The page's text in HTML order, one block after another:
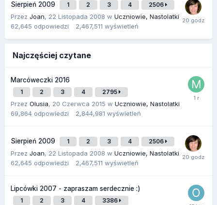
Sierpień 2009 1 2 3 4 2506
Przez Joan, 22 Listopada 2008 w Uczniowie, Nastolatki
62,645 odpowiedzi 2,467,511 wyświetleń
Najczęściej czytane
Marcóweczki 2016
1 2 3 4 2795
Przez Olusia, 20 Czerwca 2015 w Uczniowie, Nastolatki
69,864 odpowiedzi 2,844,981 wyświetleń
Sierpień 2009 1 2 3 4 2506
Przez Joan, 22 Listopada 2008 w Uczniowie, Nastolatki
62,645 odpowiedzi 2,467,511 wyświetleń
Lipcówki 2007 - zapraszam serdecznie :)
1 2 3 4 3386